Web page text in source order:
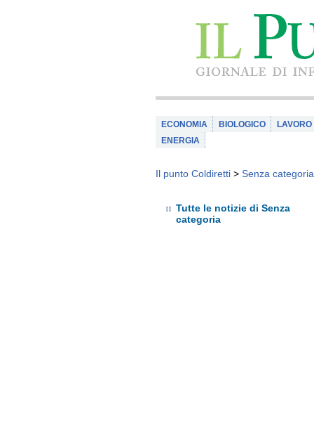
ECONOMIA BIOLOGICO LAVORO
ENERGIA
Il punto Coldiretti > Senza categoria
Tutte le notizie di Senza
categoria